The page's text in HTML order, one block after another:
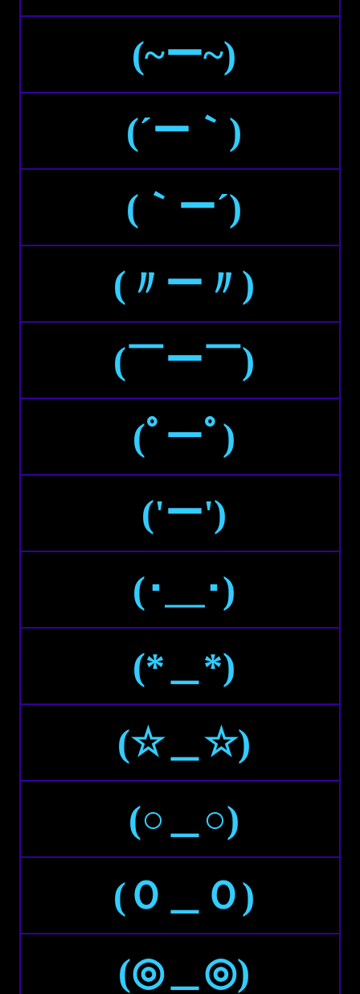
(~ー~)
(´ー｀)
(｀ー´)
(〃ー〃)
(￣ー￣)
(ﾟーﾟ)
('ー')
(･＿･)
(*＿*)
(☆＿☆)
(○＿○)
(Ｏ＿Ｏ)
(◎＿◎)